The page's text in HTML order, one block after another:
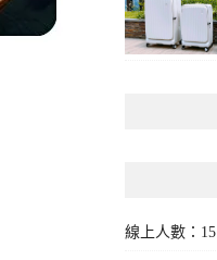
線上人數：15